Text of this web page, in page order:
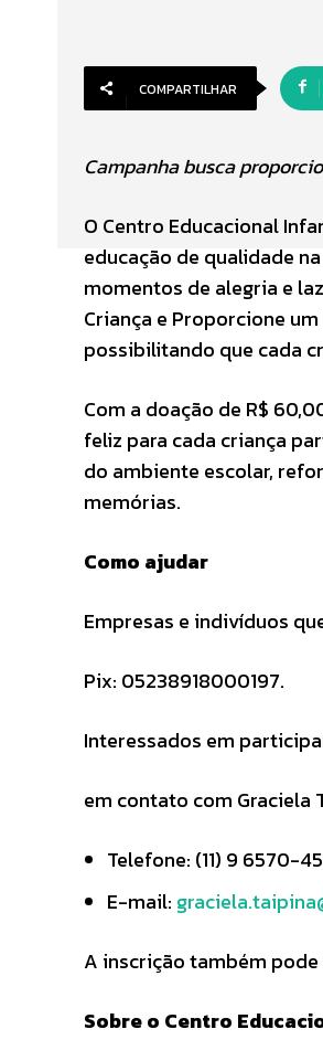
COMPARTILHAR
Campanha busca
O Centro Educacional
educação de qualidade
momentos de alegria e
Criança e Proporcione
possibilitando que cada
Com a doação de R$
feliz para cada criança
do ambiente escolar,
memórias.
Como ajudar
Empresas e indivíduos
Pix: 05238918000197.
Interessados em
em contato com Graciela
Telefone: (11) 9 6570-
E-mail:
A inscrição também
Sobre o Centro